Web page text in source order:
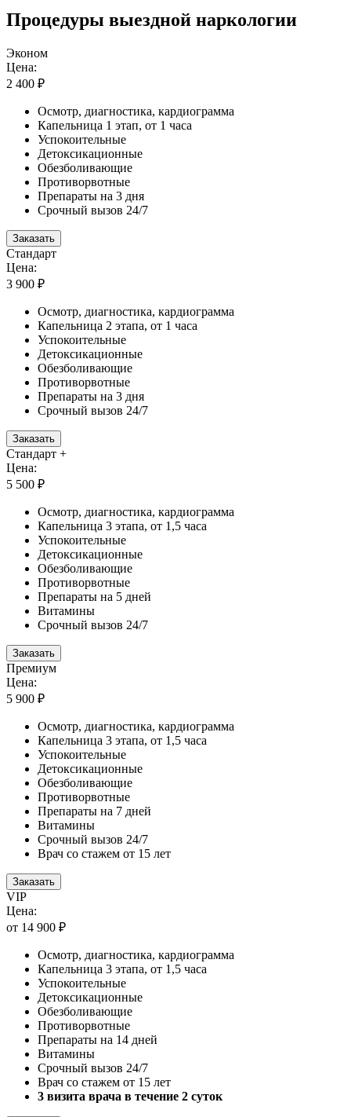
Процедуры выездной наркологии
Эконом
Цена:
2 400 ₽
Осмотр, диагностика, кардиограмма
Капельница 1 этап, от 1 часа
Успокоительные
Детоксикационные
Обезболивающие
Противорвотные
Препараты на 3 дня
Срочный вызов 24/7
Заказать
Стандарт
Цена:
3 900 ₽
Осмотр, диагностика, кардиограмма
Капельница 2 этапа, от 1 часа
Успокоительные
Детоксикационные
Обезболивающие
Противорвотные
Препараты на 3 дня
Срочный вызов 24/7
Заказать
Стандарт +
Цена:
5 500 ₽
Осмотр, диагностика, кардиограмма
Капельница 3 этапа, от 1,5 часа
Успокоительные
Детоксикационные
Обезболивающие
Противорвотные
Препараты на 5 дней
Витамины
Срочный вызов 24/7
Заказать
Премиум
Цена:
5 900 ₽
Осмотр, диагностика, кардиограмма
Капельница 3 этапа, от 1,5 часа
Успокоительные
Детоксикационные
Обезболивающие
Противорвотные
Препараты на 7 дней
Витамины
Срочный вызов 24/7
Врач со стажем от 15 лет
Заказать
VIP
Цена:
от 14 900 ₽
Осмотр, диагностика, кардиограмма
Капельница 3 этапа, от 1,5 часа
Успокоительные
Детоксикационные
Обезболивающие
Противорвотные
Препараты на 14 дней
Витамины
Срочный вызов 24/7
Врач со стажем от 15 лет
3 визита врача в течение 2 суток